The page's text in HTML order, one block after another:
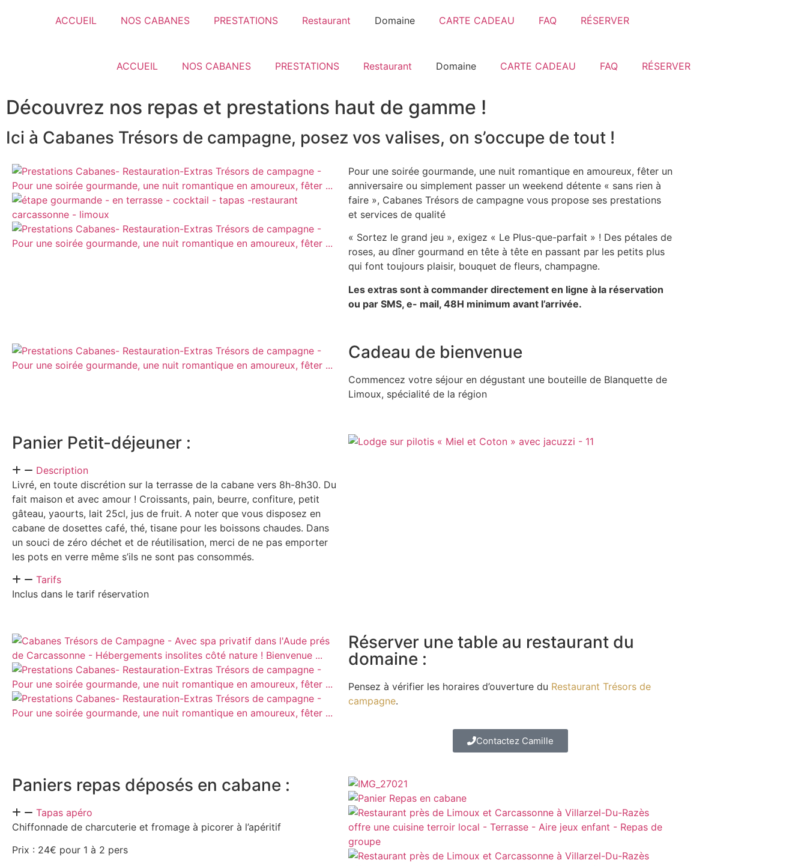
ACCUEIL NOS CABANES PRESTATIONS Restaurant Domaine CARTE CADEAU FAQ RÉSERVER
ACCUEIL NOS CABANES PRESTATIONS Restaurant Domaine CARTE CADEAU FAQ RÉSERVER
Découvrez nos repas et prestations haut de gamme !
Ici à Cabanes Trésors de campagne, posez vos valises, on s’occupe de tout !
Pour une soirée gourmande, une nuit romantique en amoureux, fêter un
anniversaire ou simplement passer un weekend détente « sans rien à
faire », Cabanes Trésors de campagne vous propose ses prestations
et services de qualité
« Sortez le grand jeu », exigez « Le Plus-que-parfait » ! Des pétales de
roses, au dîner gourmand en tête à tête en passant par les petits plus
qui font toujours plaisir, bouquet de fleurs, champagne.
Les extras sont à commander directement en ligne à la réservation
ou par SMS, e- mail, 48H minimum avant l’arrivée.
Cadeau de bienvenue
Commencez votre séjour en dégustant une bouteille de Blanquette de
Limoux, spécialité de la région
Panier Petit-déjeuner :
Description
Livré, en toute discrétion sur la terrasse de la cabane vers 8h-8h30. Du
fait maison et avec amour ! Croissants, pain, beurre, confiture, petit
gâteau, yaourts, lait 25cl, jus de fruit. A noter que vous disposez en
cabane de dosettes café, thé, tisane pour les boissons chaudes. Dans
un souci de zéro déchet et de réutilisation, merci de ne pas emporter
les pots en verre même s’ils ne sont pas consommés.
Tarifs
Inclus dans le tarif réservation
Réserver une table au restaurant du
domaine :
Pensez à vérifier les horaires d’ouverture du Restaurant Trésors de
campagne.
Contactez Camille
Paniers repas déposés en cabane :
Tapas apéro
Chiffonnade de charcuterie et fromage à picorer à l’apéritif
Prix : 24€ pour 1 à 2 pers